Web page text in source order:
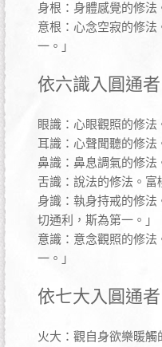
身根：身體感覺的修
意根：心念空寂的修
一。」
依六識入圓通者
眼識：心眼觀照的修
耳識：心聲聞聽的修
鼻識：鼻息調氣的修
舌識：說法的修法。
身識：執身持戒的修
切通利，斯為第一。」
意識：意念觀照的修
一。」
依七大入圓通者
火大：觀自身欲樂暖